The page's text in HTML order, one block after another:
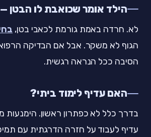
הילד אומר שכואבת לו הבטן
לא. חרדה באמת גורמת לכאבי בטן,
הגוף לא משקר. אבל אם הבדיקה
הסיבה ככל הנראה רגשית.
האם עדיף לימוד ביתי?
בדרך כלל לא כפתרון ראשון.
עדיף לעבוד על חזרה הדרגתית עם